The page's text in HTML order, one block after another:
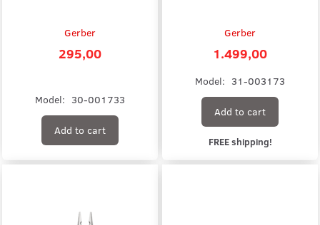
Gerber
295,00
Model: 30-001733
Add to cart
Gerber
1.499,00
Model: 31-003173
Add to cart
FREE shipping!